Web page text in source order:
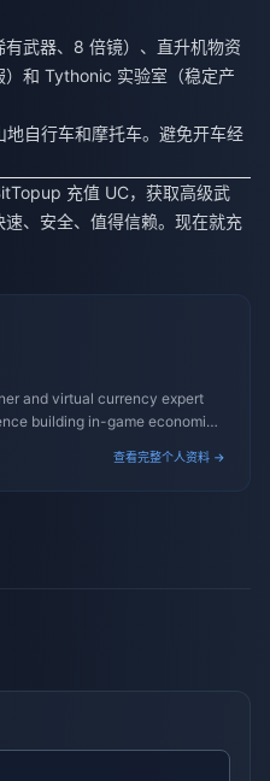
武器、8 倍镜）、直升机物资
）和 Tythonic 实验室（稳定产
地自行车和摩托车。避免开车经
充值 UC，获取高级武
、安全、值得信赖。现在就充
and virtual currency expert
building in-game economies
查看完整个人资料 →